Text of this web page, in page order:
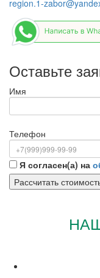
region.1-
Оставьте
Имя
Телефон
Я согласен(а) на